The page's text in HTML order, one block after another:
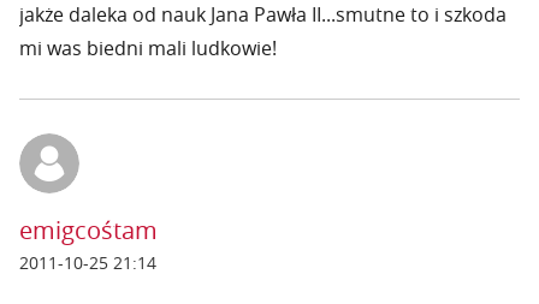
jakże daleka od nauk Jana Pawła II...smutne to i szkoda
mi was biedni mali ludkowie!
emigcośtam
2011-10-25 21:14